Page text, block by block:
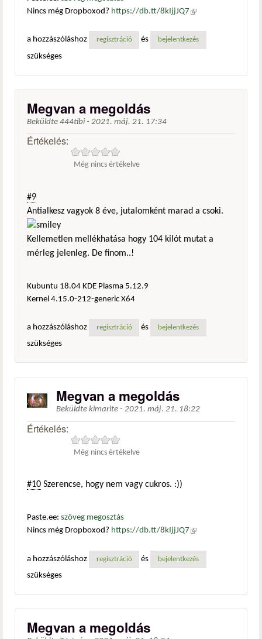
Nincs még Dropboxod? https://db.tt/8kIjjJQ7 (külső
a hozzászóláshoz
regisztráció és bejelentkezés
szükséges
Megvan a megoldás
Beküldte 444tibi - 2021. máj. 21. 17:34
Értékelés:
Még nincs értékelve
#9
Antialkesz vagyok 8 éve, jutalomként marad a csoki.
Kellemetlen mellékhatása hogy 104 kilót mutat a
mérleg jelenleg. De finom..!
Kubuntu 18.04 KDE Plasma 5.12.9
Kernel 4.15.0-212-generic X64
a hozzászóláshoz regisztráció és bejelentkezés
szükséges
Megvan a megoldás
Beküldte kimarite - 2021. máj. 21. 18:22
Értékelés:
Még nincs értékelve
#10 Szerencse, hogy nem vagy cukros. :))
Paste.ee: szöveg megosztás
Nincs még Dropboxod? https://db.tt/8kIjjJQ7 (külső
a hozzászóláshoz
regisztráció és bejelentkezés
szükséges
Megvan a megoldás